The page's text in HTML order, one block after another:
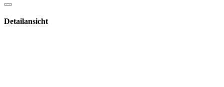
Detailansicht